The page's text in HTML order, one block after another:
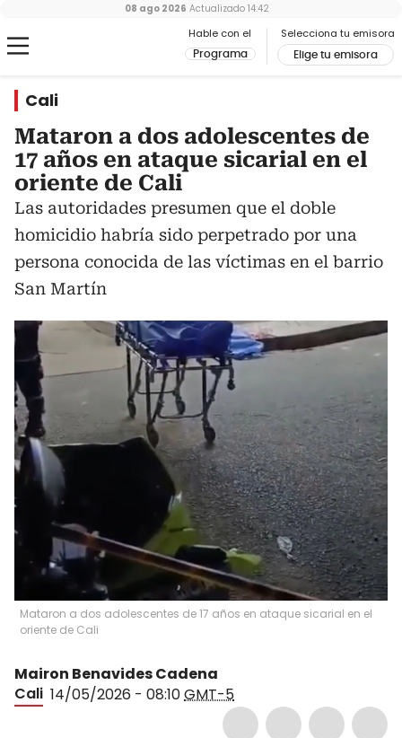
Hable con el
Programa
Selecciona tu emisora
Elige tu emisora
08 ago 2026 Actualizado 14:42
Cali
Mataron a dos adolescentes de
17 años en ataque sicarial en el
oriente de Cali
Las autoridades presumen que el doble
homicidio habría sido perpetrado por una
persona conocida de las víctimas en el barrio
San Martín
Mataron a dos adolescentes de 17 años en ataque sicarial en el
oriente de Cali
Mairon Benavides Cadena
Cali 14/05/2026 - 08:10GMT-5